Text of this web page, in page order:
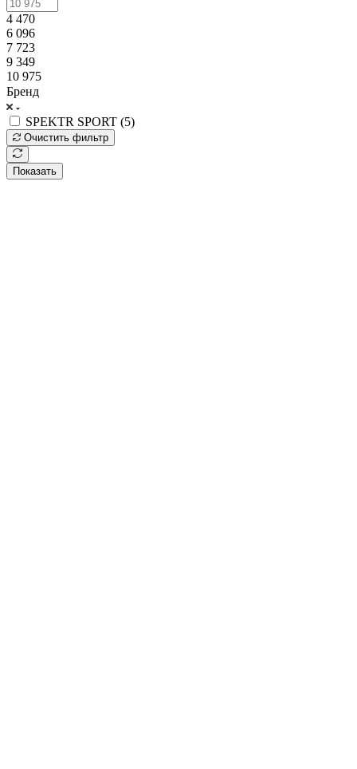
4 470
6 096
7 723
9 349
10 975
Бренд
SPEKTR SPORT (5)
Очистить фильтр
Показать